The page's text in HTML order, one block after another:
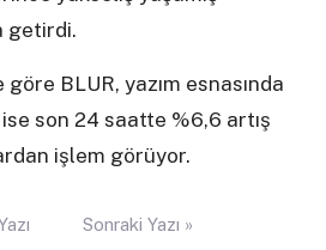
getirdi.
BLUR, yazım esnasında
son 24 saatte %6,6 artış
işlem görüyor.
Sonraki Yazı »